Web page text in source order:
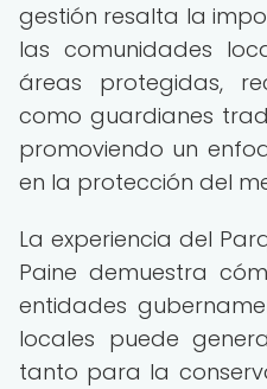
gestión resalta la
las comunidades
áreas protegidas,
como guardianes
promoviendo un
en la protección del
La experiencia del
Paine demuestra
entidades
locales puede
tanto para la